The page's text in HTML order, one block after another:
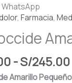
, Farmacia,
-S/245.00
Amarillo